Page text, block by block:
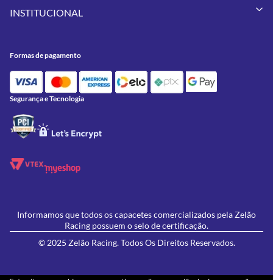
Pneus
Utilidades
Feminino
Lançamentos
Meus Pedidos
Política de Privacidade
Política de Campanhas e promoções
INSTITUCIONAL
Contato
Oficina/Serviços
Formas de pagamento
Segurança e Tecnologia
Informamos que todos os capacetes comercializados pela Zelão
Racing possuem o selo de certificação.
© 2025 Zelão Racing. Todos Os Direitos Reservados.